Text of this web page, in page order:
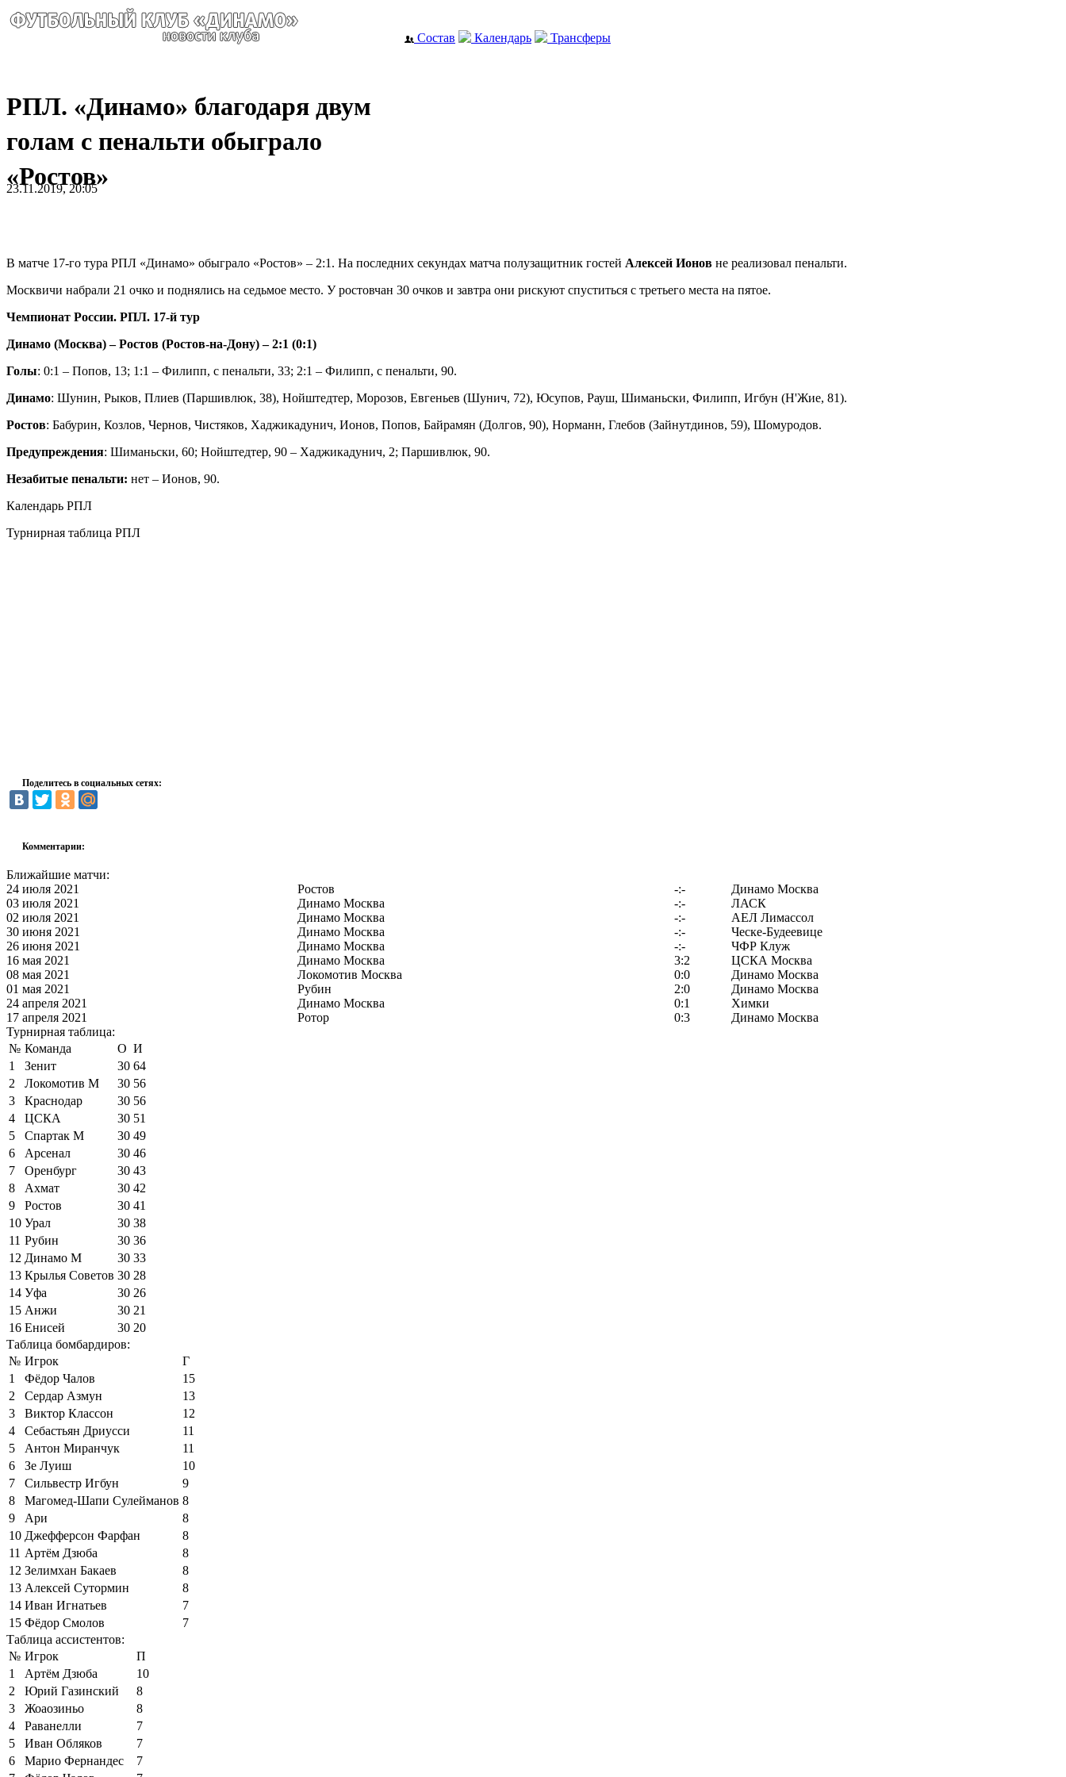
Состав Календарь Трансферы
РПЛ. «Динамо» благодаря двум
голам с пенальти обыграло
«Ростов»
23.11.2019, 20:05
В матче 17-го тура РПЛ «Динамо» обыграло «Ростов» – 2:1. На последних секундах матча полузащитник гостей Алексей Ионов не реализовал пенальти.
Москвичи набрали 21 очко и поднялись на седьмое место. У ростовчан 30 очков и завтра они рискуют спуститься с третьего места на пятое.
Чемпионат России. РПЛ. 17-й тур
Динамо (Москва) – Ростов (Ростов-на-Дону) – 2:1 (0:1)
Голы: 0:1 – Попов, 13; 1:1 – Филипп, с пенальти, 33; 2:1 – Филипп, с пенальти, 90.
Динамо: Шунин, Рыков, Плиев (Паршивлюк, 38), Нойштедтер, Морозов, Евгеньев (Шунич, 72), Юсупов, Рауш, Шиманьски, Филипп, Игбун (Н'Жие, 81).
Ростов: Бабурин, Козлов, Чернов, Чистяков, Хаджикадунич, Ионов, Попов, Байрамян (Долгов, 90), Норманн, Глебов (Зайнутдинов, 59), Шомуродов.
Предупреждения: Шиманьски, 60; Нойштедтер, 90 – Хаджикадунич, 2; Паршивлюк, 90.
Незабитые пенальти: нет – Ионов, 90.
Календарь РПЛ
Турнирная таблица РПЛ
Поделитесь в социальных сетях:
Комментарии:
Ближайшие матчи:
24 июля 2021
Ростов -:-
Динамо Москва
03 июля 2021
Динамо Москва -:-
ЛАСК
02 июля 2021
Динамо Москва -:-
АЕЛ Лимаcсол
30 июня 2021
Динамо Москва -:-
Ческе-Будеевице
26 июня 2021
Динамо Москва -:-
ЧФР Клуж
16 мая 2021
Динамо Москва 3:2
ЦСКА Москва
08 мая 2021
Локомотив Москва 0:0
Динамо Москва
01 мая 2021
Рубин 2:0
Динамо Москва
24 апреля 2021
Динамо Москва 0:1
Химки
17 апреля 2021
Ротор 0:3
Динамо Москва
Турнирная таблица:
№ Команда О И
1
Зенит 30 64
2
Локомотив М 30 56
3
Краснодар 30 56
4
ЦСКА 30 51
5
Спартак М 30 49
6
Арсенал 30 46
7
Оренбург 30 43
8
Ахмат 30 42
9
Ростов 30 41
10 Урал 30 38
11 Рубин 30 36
12 Динамо М 30 33
13 Крылья Советов 30 28
14 Уфа 30 26
15 Анжи 30 21
16 Енисей 30 20
Таблица бомбардиров:
№ Игрок
Г
1
Фёдор Чалов
15
2
Сердар Азмун
13
3
Виктор Классон
12
4
Себастьян Дриусси
11
5
Антон Миранчук
11
6
Зе Луиш
10
7
Сильвестр Игбун
9
8
Магомед-Шапи Сулейманов 8
9
Ари
8
10 Джефферсон Фарфан
8
11 Артём Дзюба
8
12 Зелимхан Бакаев
8
13 Алексей Сутормин
8
14 Иван Игнатьев
7
15 Фёдор Смолов
7
Таблица ассистентов:
№ Игрок
П
1
Артём Дзюба
10
2
Юрий Газинский
8
3
Жоаозиньо
8
4
Раванелли
7
5
Иван Обляков
7
6
Марио Фернандес
7